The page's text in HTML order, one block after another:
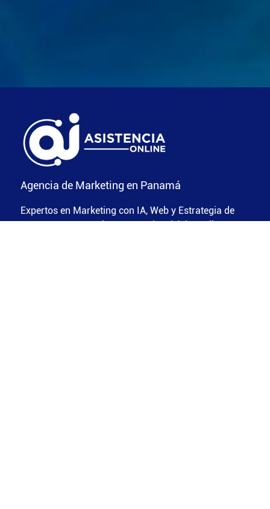
Agencia de Marketing en Panamá
Expertos en Marketing con IA, Web y Estrategia de
Marca para potenciar tu negocio. El éxito online es